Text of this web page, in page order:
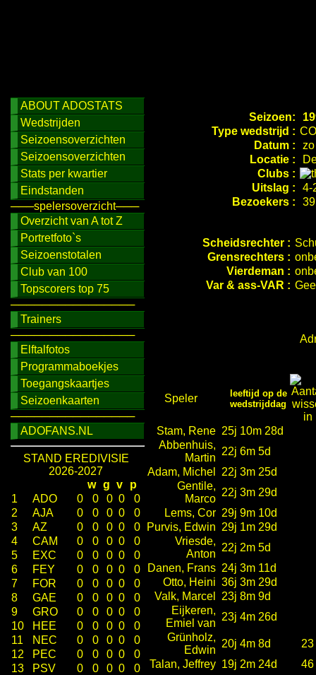
ABOUT ADOSTATS
Wedstrijden
Seizoensoverzichten
Seizoensoverzichten
Stats per kwartier
Eindstanden
───spelersoverzicht───
Overzicht van A tot Z
Portretfoto`s
Seizoenstotalen
Club van 100
Topscorers top 75
────────────────
Trainers
────────────────
Elftalfotos
Programmaboekjes
Toegangskaartjes
Seizoenkaarten
────────────────
ADOFANS.NL
STAND EREDIVISIE
2026-2027
w g v
p
1
ADO 0 0 0 0
0
2
AJA 0 0 0 0
0
3
AZ 0 0 0 0
0
4
CAM 0 0 0 0
0
5
EXC 0 0 0 0
0
6
FEY 0 0 0 0
0
7
FOR 0 0 0 0
0
8
GAE 0 0 0 0
0
9
GRO 0 0 0 0
0
10
HEE 0 0 0 0
0
11
NEC 0 0 0 0
0
12
PEC 0 0 0 0
0
13
PSV 0 0 0 0
0
Seizoen:
Type wedstrijd :
Datum :
Locatie :
Clubs :
Uitslag :
4-
Bezoekers :
Scheidsrechter :
Grensrechters :
Vierdeman :
Var & ass-VAR :
Speler
leeftijd op de
wedstrijddag
Stam, Rene 25j 10m 28d
Abbenhuis,
Martin
22j 6m 5d
Adam, Michel
22j 3m 25d
Gentile,
Marco
22j 3m 29d
Lems, Cor 29j 9m 10d
Purvis, Edwin 29j 1m 29d
Vriesde,
Anton
22j 2m 5d
Danen, Frans 24j 3m 11d
Otto, Heini 36j 3m 29d
Valk, Marcel
23j 8m 9d
Eijkeren,
Emiel van
23j 4m 26d
Grünholz,
Edwin
20j 4m 8d
23
Talan, Jeffrey 19j 2m 24d
46